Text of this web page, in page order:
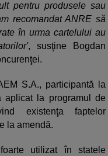
pentru produsele sau
recomandat ANRE să
în urma cartelului au
, susţine Bogdan
S.A., participantă la
aplicat la programul de
existenţa faptelor
la amendă.
utilizat în statele